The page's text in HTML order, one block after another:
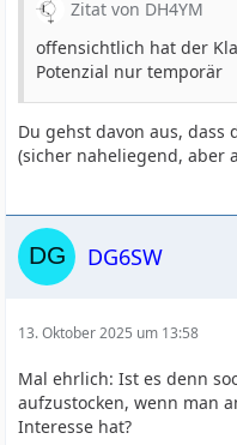
Zitat von DH4YM
offensichtlich hat der
Potenzial nur temporär
Du gehst davon aus, dass
(sicher naheliegend, aber
DG6SW
13. Oktober 2025 um 13:58
Mal ehrlich: Ist es denn
aufzustocken, wenn man
Interesse hat?